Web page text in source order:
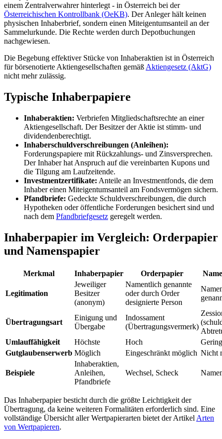
einem Zentralverwahrer hinterlegt - in Österreich bei der
Österreichischen Kontrollbank (OeKB). Der Anleger hält keinen
physischen Inhaberbrief, sondern einen Miteigentumsanteil an der
Sammelurkunde. Die Rechte werden durch Depotbuchungen
nachgewiesen.
Die Begebung effektiver Stücke von Inhaberaktien ist in Österreich
für börsenotierte Aktiengesellschaften gemäß Aktiengesetz (AktG)
nicht mehr zulässig.
Typische Inhaberpapiere
Inhaberaktien: Verbriefen Mitgliedschaftsrechte an einer
Aktiengesellschaft. Der Besitzer der Aktie ist stimm- und
dividendenberechtigt.
Inhaberschuldverschreibungen (Anleihen):
Forderungspapiere mit Rückzahlungs- und Zinsversprechen.
Der Inhaber hat Anspruch auf die vereinbarten Kupons und
die Tilgung am Laufzeitende.
Investmentzertifikate: Anteile an Investmentfonds, die dem
Inhaber einen Miteigentumsanteil am Fondsvermögen sichern.
Pfandbriefe: Gedeckte Schuldverschreibungen, die durch
Hypotheken oder öffentliche Forderungen besichert sind und
nach dem Pfandbriefgesetz geregelt werden.
Inhaberpapier im Vergleich: Orderpapier
und Namenspapier
Merkmal Inhaberpapier Orderpapier
Legitimation
Jeweiliger
Besitzer
(anonym)
Namentlich genannte
oder durch Order
designierte Person
Übertragungsart
Einigung und
Übergabe
Indossament
(Übertragungsvermerk)
Umlauffähigkeit
Höchste Hoch
Gering
Gutglaubenserwerb Möglich Eingeschränkt möglich Nicht
Beispiele
Inhaberaktien,
Anleihen,
Pfandbriefe
Wechsel, Scheck
Das Inhaberpapier besticht durch die größte Leichtigkeit der
Übertragung, da keine weiteren Formalitäten erforderlich sind. Eine
vollständige Übersicht aller Wertpapierarten bietet der Artikel Arten
von Wertpapieren.